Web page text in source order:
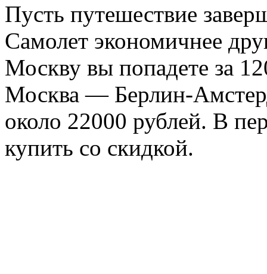
Пусть путешествие
Самолет экономичнее
Москву вы попадете за
Москва — Берлин-
около 22000 рублей. В
купить со скидкой.